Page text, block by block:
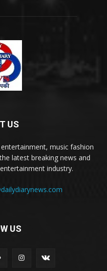
US
music fashion
latest breaking news and
industry.
US